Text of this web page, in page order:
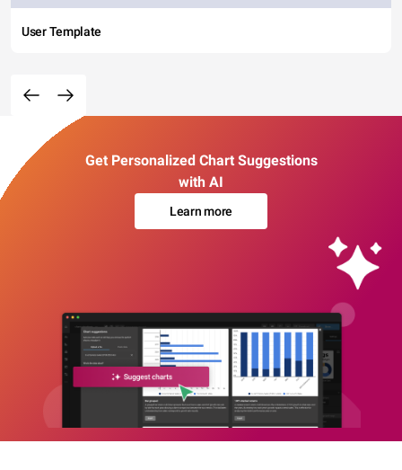
User Template
Get Personalized Chart Suggestions
with AI
Learn more